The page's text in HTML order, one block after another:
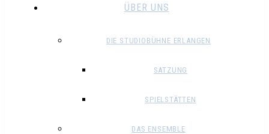
ÜBER UNS
DIE STUDIOBÜHNE ERLANGEN
SATZUNG
SPIELSTÄTTEN
DAS ENSEMBLE